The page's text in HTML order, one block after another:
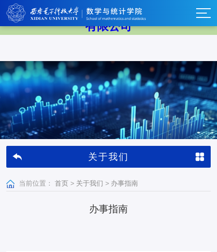
中国·太阳成集团tyc33455cc(Macau)股份
有限公司
关于我们
当前位置： 首页 > 关于我们 > 办事指南
办事指南